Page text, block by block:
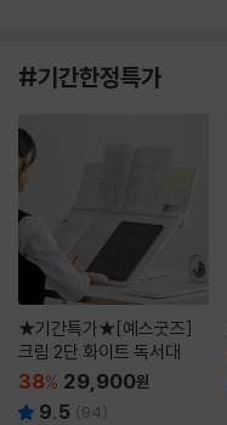
#기간한정특가
★기간특가★[예스굿즈]
크림 2단 화이트 독서대
38% 29,900원
9.5 (94)